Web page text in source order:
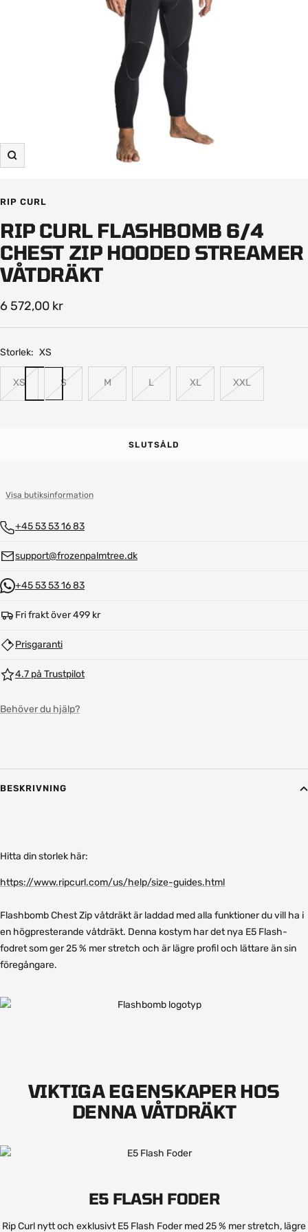
Zooma
RIP CURL
RIP CURL FLASHBOMB 6/4
CHEST ZIP HOODED STREAMER
VÅTDRÄKT
Rea-
pris
6 572,00 kr
Storlek: XS
XS S M L XL XXL
SLUTSÅLD
Visa butiksinformation
+45 53 53 16 83
support@frozenpalmtree.dk
+45 53 53 16 83
Fri frakt över 499 kr
Prisgaranti
4.7 på Trustpilot
Behöver du hjälp?
BESKRIVNING
Hitta din storlek här:
https://www.ripcurl.com/us/help/size-guides.html
Flashbomb Chest Zip våtdräkt är laddad med alla funktioner du vill ha i
en högpresterande våtdräkt. Denna kostym har det nya E5 Flash-
fodret som ger 25 % mer stretch och är lägre profil och lättare än sin
föregångare.
VIKTIGA EGENSKAPER HOS
DENNA VÅTDRÄKT
E5 FLASH FODER
Rip Curl nytt och exklusivt E5 Flash Foder med 25 % mer stretch, lägre